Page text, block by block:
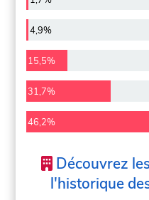
4,9%
15,5%
31,7%
46,2%
Découvrez
l'historique